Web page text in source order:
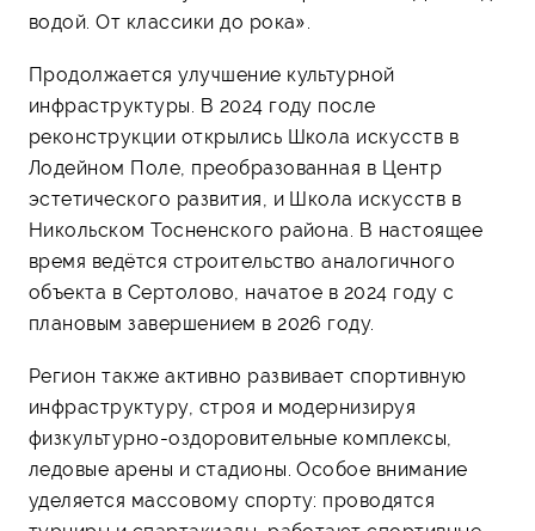
водой. От классики до рока».
Продолжается улучшение культурной
инфраструктуры. В 2024 году после
реконструкции открылись Школа искусств в
Лодейном Поле, преобразованная в Центр
эстетического развития, и Школа искусств в
Никольском Тосненского района. В настоящее
время ведётся строительство аналогичного
объекта в Сертолово, начатое в 2024 году с
плановым завершением в 2026 году.
Регион также активно развивает спортивную
инфраструктуру, строя и модернизируя
физкультурно-оздоровительные комплексы,
ледовые арены и стадионы. Особое внимание
уделяется массовому спорту: проводятся